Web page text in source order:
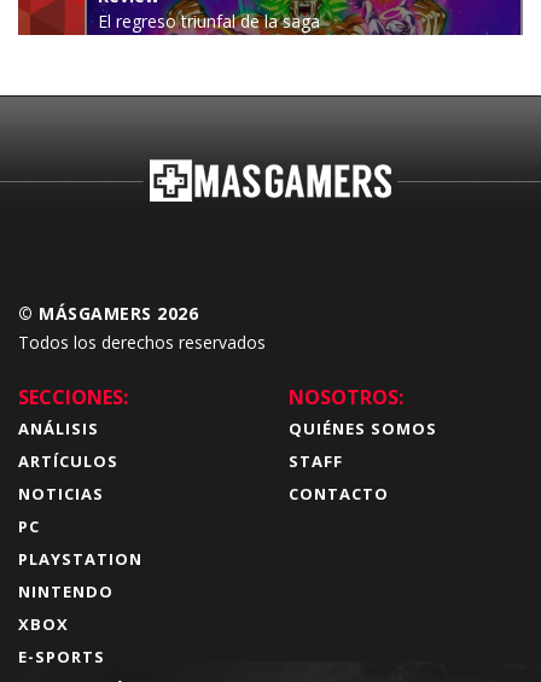
El regreso triunfal de la saga
© MÁSGAMERS 2026
Todos los derechos reservados
SECCIONES:
ANÁLISIS
ARTÍCULOS
NOTICIAS
PC
PLAYSTATION
NINTENDO
XBOX
E-SPORTS
NOSOTROS:
QUIÉNES SOMOS
STAFF
CONTACTO